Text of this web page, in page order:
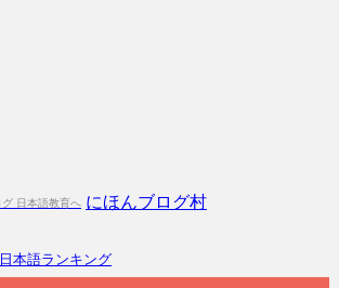
にほんブログ村
日本語ランキング